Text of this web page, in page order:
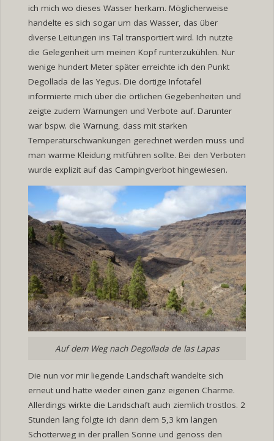
ich mich wo dieses Wasser herkam. Möglicherweise
handelte es sich sogar um das Wasser, das über
diverse Leitungen ins Tal transportiert wird. Ich nutzte
die Gelegenheit um meinen Kopf runterzukühlen. Nur
wenige hundert Meter später erreichte ich den Punkt
Degollada de las Yegus. Die dortige Infotafel
informierte mich über die örtlichen Gegebenheiten und
zeigte zudem Warnungen und Verbote auf. Darunter
war bspw. die Warnung, dass mit starken
Temperaturschwankungen gerechnet werden muss und
man warme Kleidung mitführen sollte. Bei den Verboten
wurde explizit auf das Campingverbot hingewiesen.
Auf dem Weg nach Degollada de las Lapas
Die nun vor mir liegende Landschaft wandelte sich
erneut und hatte wieder einen ganz eigenen Charme.
Allerdings wirkte die Landschaft auch ziemlich trostlos. 2
Stunden lang folgte ich dann dem 5,3 km langen
Schotterweg in der prallen Sonne und genoss den